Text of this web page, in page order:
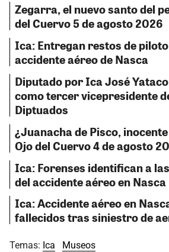
Zegarra, el nuevo santo del
del Cuervo 5 de agosto 2026
Ica: Entregan restos de
accidente aéreo de Nasca
Diputado por Ica José
como tercer vicepresidente
Diptuados
¿Juanacha de Pisco,
Ojo del Cuervo 4 de agosto
Ica: Forenses identifican a
del accidente aéreo en Nasca
Ica: Accidente aéreo en
fallecidos tras siniestro de
Temas: Ica Museos